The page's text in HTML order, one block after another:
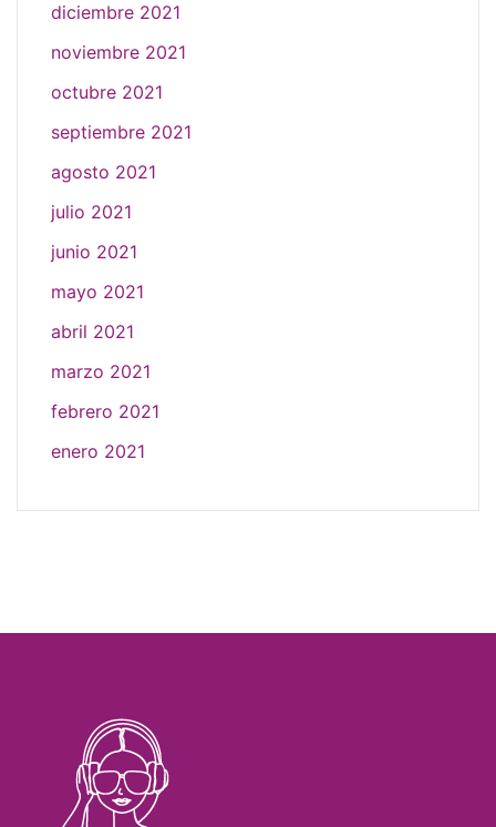
diciembre 2021
noviembre 2021
octubre 2021
septiembre 2021
agosto 2021
julio 2021
junio 2021
mayo 2021
abril 2021
marzo 2021
febrero 2021
enero 2021